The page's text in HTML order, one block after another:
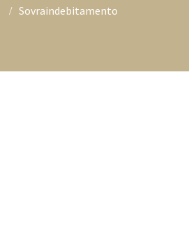
Sovraindebitamento